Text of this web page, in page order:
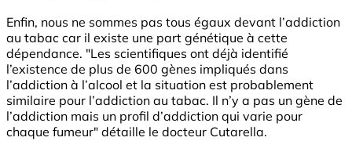
Enfin, nous ne sommes pas tous égaux devant l’addiction
au tabac car il existe une part génétique à cette
dépendance. "Les scientifiques ont déjà identifié
l’existence de plus de 600 gènes impliqués dans
l’addiction à l’alcool et la situation est probablement
similaire pour l’addiction au tabac. Il n’y a pas un gène de
l’addiction mais un profil d’addiction qui varie pour
chaque fumeur" détaille le docteur Cutarella.